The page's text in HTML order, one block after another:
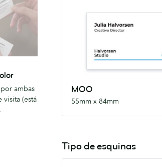
ambas
visita (está
MOO
55mm x 84mm
Tipo de esquinas